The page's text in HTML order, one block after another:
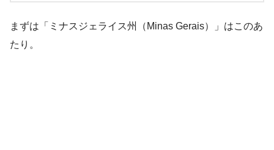
まずは「ミナスジェライス州（Minas Gerais）」はこのあ
たり。